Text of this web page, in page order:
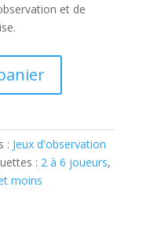
et de
: Jeux d'observation
: 2 à 6 joueurs,
moins